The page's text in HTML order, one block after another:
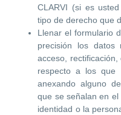
CLARVI (si es
tipo de derecho que
Llenar el formulario
precisión los datos
acceso,
respecto a los que
anexando alguno
que se señalan en
identidad o la